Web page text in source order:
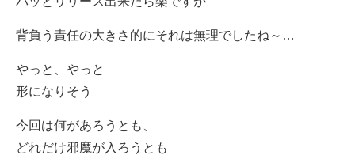
背負う責任の大きさ的にそれは無理でしたね～…
やっと、やっと
形になりそう
今回は何があろうとも、
どれだけ邪魔が入ろうとも